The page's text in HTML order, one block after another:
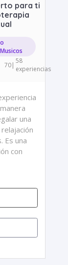
para ti
70| 58
experiencias
una
Es una
con